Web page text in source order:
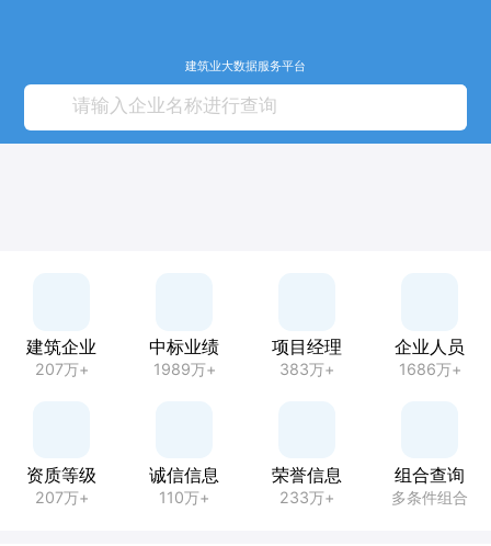
建筑业大数据服务平台
建筑企业
207万+
中标业绩
1989万+
项目经理
383万+
企业人员
1686万+
资质等级
207万+
诚信信息
110万+
荣誉信息
233万+
组合查询
多条件组合